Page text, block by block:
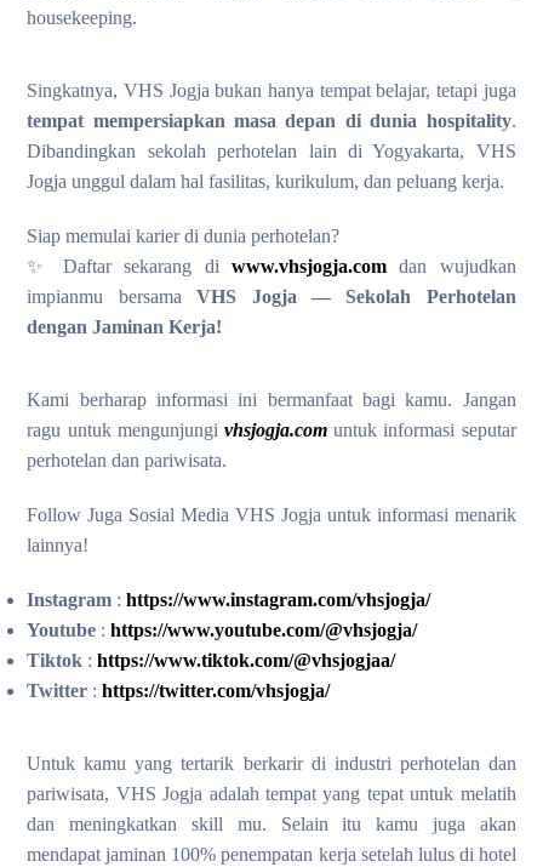
housekeeping.
Singkatnya, VHS Jogja bukan hanya tempat belajar, tetapi juga
tempat mempersiapkan masa depan di dunia hospitality.
Dibandingkan sekolah perhotelan lain di Yogyakarta, VHS
Jogja unggul dalam hal fasilitas, kurikulum, dan peluang kerja.
Siap memulai karier di dunia perhotelan?
✨ Daftar sekarang di www.vhsjogja.comdan wujudkan
impianmu bersamaVHS Jogja — Sekolah Perhotelan
dengan Jaminan Kerja!
Kami berharap informasi ini bermanfaat bagi kamu. Jangan
ragu untuk mengunjungi vhsjogja.com untuk informasi seputar
perhotelan dan pariwisata.
Follow Juga Sosial Media VHS Jogja untuk informasi menarik
lainnya!
Instagram : https://www.instagram.com/vhsjogja/
Youtube : https://www.youtube.com/@vhsjogja/
Tiktok : https://www.tiktok.com/@vhsjogjaa/
Twitter :https://twitter.com/vhsjogja/
Untuk kamu yang tertarik berkarir di industri perhotelan dan
pariwisata, VHS Jogja adalah tempat yang tepat untuk melatih
dan meningkatkan skill mu. Selain itu kamu juga akan
mendapat jaminan 100% penempatan kerja setelah lulus di hotel